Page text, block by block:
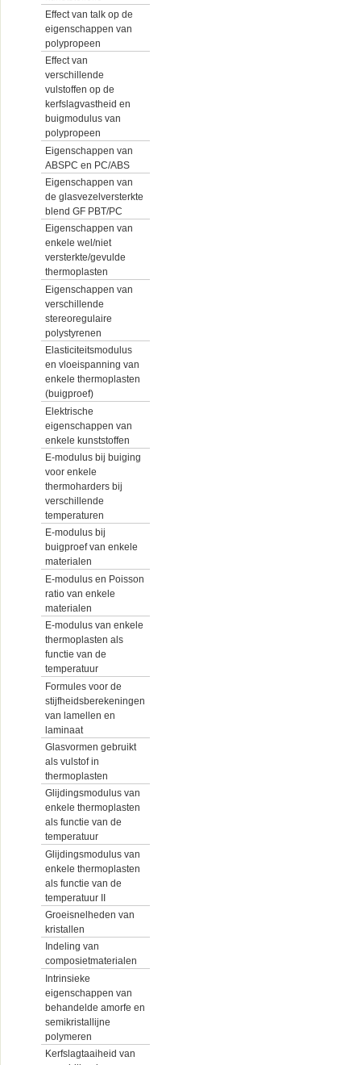
Effect van talk op de
eigenschappen van
polypropeen
Effect van
verschillende
vulstoffen op de
kerfslagvastheid en
buigmodulus van
polypropeen
Eigenschappen van
ABSPC en PC/ABS
Eigenschappen van
de glasvezelversterkte
blend GF PBT/PC
Eigenschappen van
enkele wel/niet
versterkte/gevulde
thermoplasten
Eigenschappen van
verschillende
stereoregulaire
polystyrenen
Elasticiteitsmodulus
en vloeispanning van
enkele thermoplasten
(buigproef)
Elektrische
eigenschappen van
enkele kunststoffen
E-modulus bij buiging
voor enkele
thermoharders bij
verschillende
temperaturen
E-modulus bij
buigproef van enkele
materialen
E-modulus en Poisson
ratio van enkele
materialen
E-modulus van enkele
thermoplasten als
functie van de
temperatuur
Formules voor de
stijfheidsberekeningen
van lamellen en
laminaat
Glasvormen gebruikt
als vulstof in
thermoplasten
Glijdingsmodulus van
enkele thermoplasten
als functie van de
temperatuur
Glijdingsmodulus van
enkele thermoplasten
als functie van de
temperatuur II
Groeisnelheden van
kristallen
Indeling van
composietmaterialen
Intrinsieke
eigenschappen van
behandelde amorfe en
semikristallijne
polymeren
Kerfslagtaaiheid van